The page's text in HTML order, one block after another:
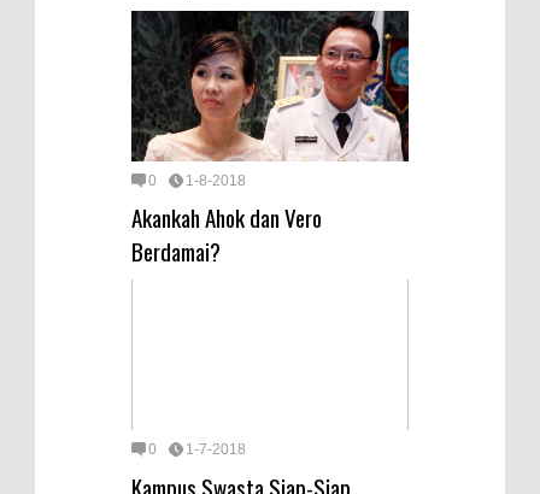
0 1-8-2018
Akankah Ahok dan Vero
Berdamai?
0 1-7-2018
Kampus Swasta Siap-Siap